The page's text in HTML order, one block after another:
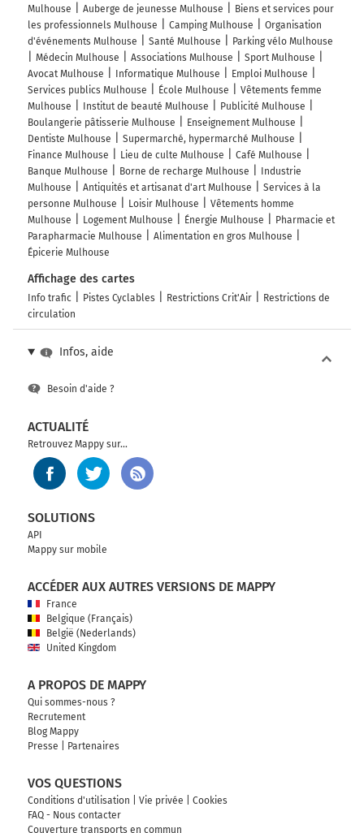
Mulhouse
Auberge de jeunesse Mulhouse
Biens et services pour
les professionnels Mulhouse
Camping Mulhouse
Organisation
d'événements Mulhouse
Santé Mulhouse
Parking vélo Mulhouse
Médecin Mulhouse
Associations Mulhouse
Sport Mulhouse
Avocat Mulhouse
Informatique Mulhouse
Emploi Mulhouse
Services publics Mulhouse
École Mulhouse
Vêtements femme
Mulhouse
Institut de beauté Mulhouse
Publicité Mulhouse
Boulangerie pâtisserie Mulhouse
Enseignement Mulhouse
Dentiste Mulhouse
Supermarché, hypermarché Mulhouse
Finance Mulhouse
Lieu de culte Mulhouse
Café Mulhouse
Banque Mulhouse
Borne de recharge Mulhouse
Industrie
Mulhouse
Antiquités et artisanat d'art Mulhouse
Services à la
personne Mulhouse
Loisir Mulhouse
Vêtements homme
Mulhouse
Logement Mulhouse Énergie Mulhouse
Pharmacie et
Parapharmacie Mulhouse
Alimentation en gros Mulhouse
Épicerie Mulhouse
Affichage des cartes
Info trafic Pistes Cyclables Restrictions Crit'Air
Restrictions de
circulation
Infos, aide
Besoin d'aide ?
ACTUALITÉ
Retrouvez Mappy sur...
SOLUTIONS
API
Mappy sur mobile
ACCÉDER AUX AUTRES VERSIONS DE MAPPY
France
Belgique (Français)
België (Nederlands)
United Kingdom
A PROPOS DE MAPPY
Qui sommes-nous ?
Recrutement
Blog Mappy
Presse
Partenaires
VOS QUESTIONS
Conditions d'utilisation Vie privée
Cookies
FAQ - Nous contacter
Couverture transports en commun